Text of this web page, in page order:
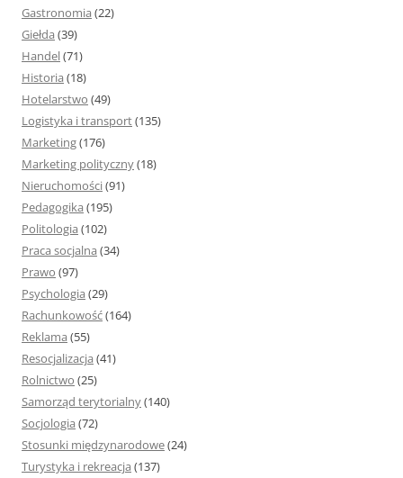
Gastronomia (22)
Giełda (39)
Handel(71)
Historia (18)
Hotelarstwo (49)
Logistyka i transport(135)
Marketing(176)
Marketing polityczny(18)
Nieruchomości(91)
Pedagogika (195)
Politologia (102)
Praca socjalna (34)
Prawo (97)
Psychologia (29)
Rachunkowość(164)
Reklama (55)
Resocjalizacja (41)
Rolnictwo (25)
Samorząd terytorialny(140)
Socjologia (72)
Stosunki międzynarodowe(24)
Turystyka i rekreacja (137)